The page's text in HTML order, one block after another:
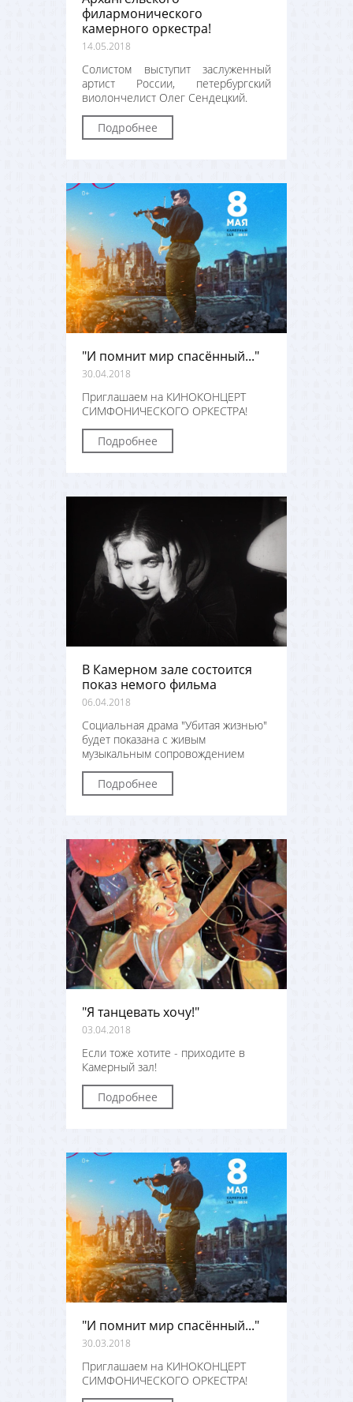
филармонического
камерного оркестра!
14.05.2018
Солистом выступит заслуженный
артист России, петербургский
виолончелист Олег Сендецкий.
Подробнее
"И помнит мир спасённый..."
30.04.2018
Приглашаем на КИНОКОНЦЕРТ
СИМФОНИЧЕСКОГО ОРКЕСТРА!
Подробнее
В Камерном зале состоится
показ немого фильма
06.04.2018
Социальная драма "Убитая жизнью"
будет показана с живым
музыкальным сопровождением
Подробнее
"Я танцевать хочу!"
03.04.2018
Если тоже хотите - приходите в
Камерный зал!
Подробнее
"И помнит мир спасённый..."
30.03.2018
Приглашаем на КИНОКОНЦЕРТ
СИМФОНИЧЕСКОГО ОРКЕСТРА!